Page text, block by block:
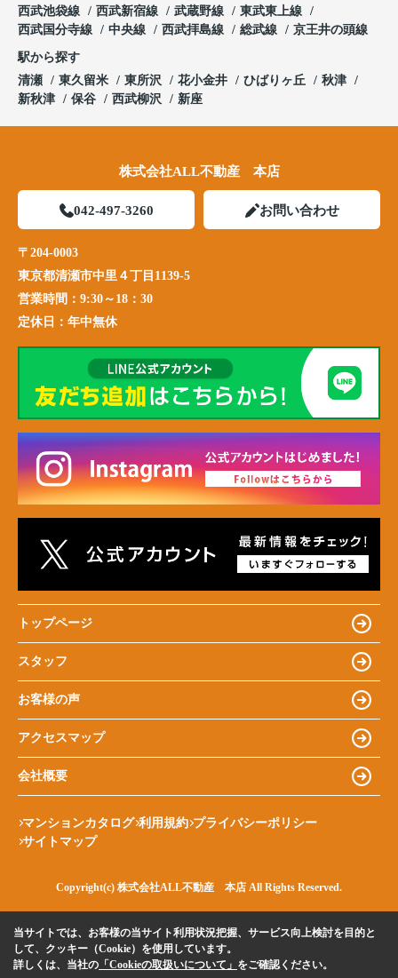
西武池袋線
西武新宿線 武蔵野線
東武東上線
西武国分寺線
中央線 西武拝島線 総武線 京王井の頭線
駅から探す
清瀬
東久留米 東所沢 花小金井 ひばりヶ丘
秋津
新秋津
保谷 西武柳沢 新座
株式会社ALL不動産 本店
042-497-3260 お問い合わせ
〒204-0003
東京都清瀬市中里４丁目1139-5
営業時間： 9:30～18：30
定休日： 年中無休
トップページ
スタッフ
お客様の声
アクセスマップ
会社概要
マンションカタログ 利用規約 プライバシーポリシー
サイトマップ
Copyright(c) 株式会社ALL不動産 本店 All Rights Reserved.
当サイトでは、お客様の当サイト利用状況把握、サービス向上検討を目的と
して、クッキー（Cookie）を使用しています。
詳しくは、当社の 「Cookieの取扱いについて」 をご確認ください。